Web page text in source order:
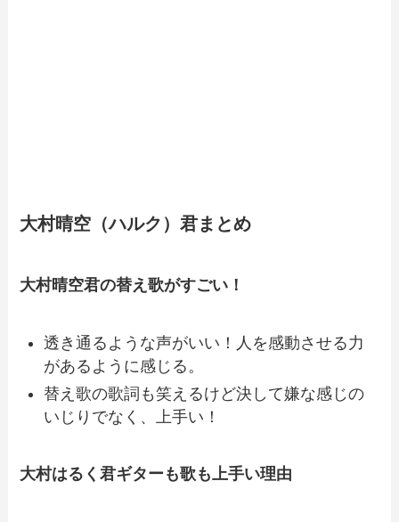
大村晴空（ハルク）君まとめ
大村晴空君の替え歌がすごい！
透き通るような声がいい！ 人を感動させる力
があるように感じる。
替え歌の歌詞も笑えるけど決して嫌な感じの
いじりでなく、上手い！
大村はるく君ギターも歌も上手い理由